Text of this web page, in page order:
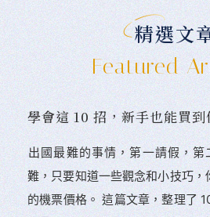
精選文
Featured
學會這 10 招，新手也能買
出國最難的事情，第一請假，
難，只要知道一些觀念和小技巧，
的機票價格。 這篇文章，整理了